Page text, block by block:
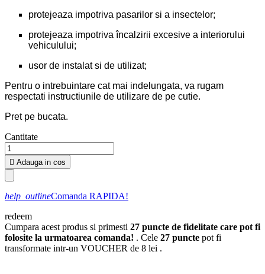
protejeaza impotriva pasarilor si a insectelor;
protejeaza impotriva încalzirii excesive a interiorului
vehiculului;
usor de instalat si de utilizat;
Pentru o intrebuintare cat mai indelungata, va rugam
respectati instructiunile de utilizare de pe cutie.
Pret pe bucata.
Cantitate
 Adauga in cos
help_outlineComanda RAPIDA!
redeem
Cumpara acest produs si primesti 27 puncte de fidelitate care pot fi
folosite la urmatoarea comanda! . Cele 27 puncte pot fi
transformate intr-un VOUCHER de 8 lei .